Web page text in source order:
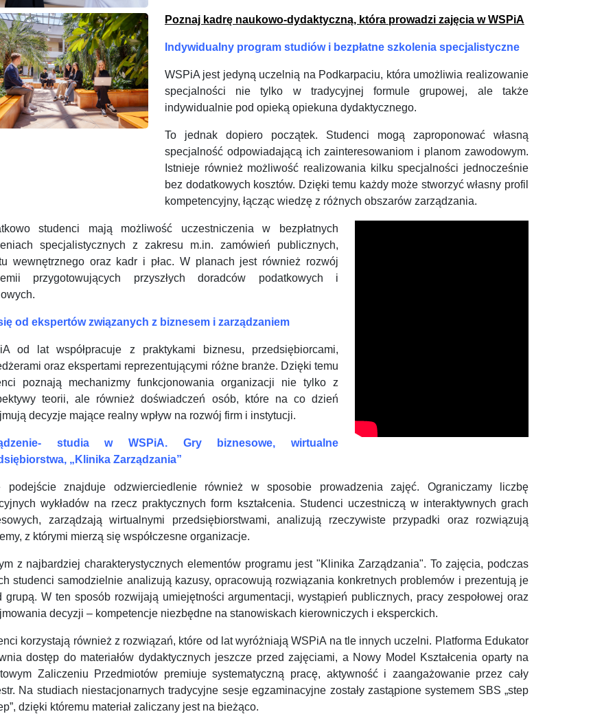
Poznaj kadrę naukowo-dydaktyczną, która prowadzi zajęcia w WSPiA
Indywidualny program studiów i bezpłatne szkolenia specjalistyczne
WSPiA jest jedyną uczelnią na Podkarpaciu, która umożliwia realizowanie
specjalności nie tylko w tradycyjnej formule grupowej, ale także
indywidualnie pod opieką opiekuna dydaktycznego.
To jednak dopiero początek. Studenci mogą zaproponować własną
specjalność odpowiadającą ich zainteresowaniom i planom zawodowym.
Istnieje również możliwość realizowania kilku specjalności jednocześnie
bez dodatkowych kosztów. Dzięki temu każdy może stworzyć własny profil
kompetencyjny, łącząc wiedzę z różnych obszarów zarządzania.
studenci mają możliwość uczestniczenia w bezpłatnych
specjalistycznych z zakresu m.in. zamówień publicznych,
wewnętrznego oraz kadr i płac. W planach jest również rozwój
przygotowujących przyszłych doradców podatkowych i
od ekspertów związanych z biznesem i zarządzaniem
od lat współpracuje z praktykami biznesu, przedsiębiorcami,
oraz ekspertami reprezentującymi różne branże. Dzięki temu
poznają mechanizmy funkcjonowania organizacji nie tylko z
teorii, ale również doświadczeń osób, które na co dzień
decyzje mające realny wpływ na rozwój firm i instytucji.
studia w WSPiA. Gry biznesowe, wirtualne
„Klinika Zarządzania”
podejście znajduje odzwierciedlenie również w sposobie prowadzenia zajęć. Ograniczamy liczbę
wykładów na rzecz praktycznych form kształcenia. Studenci uczestniczą w interaktywnych grach
zarządzają wirtualnymi przedsiębiorstwami, analizują rzeczywiste przypadki oraz rozwiązują
z którymi mierzą się współczesne organizacje.
z najbardziej charakterystycznych elementów programu jest "Klinika Zarządzania". To zajęcia, podczas
studenci samodzielnie analizują kazusy, opracowują rozwiązania konkretnych problemów i prezentują je
grupą. W ten sposób rozwijają umiejętności argumentacji, wystąpień publicznych, pracy zespołowej oraz
decyzji – kompetencje niezbędne na stanowiskach kierowniczych i eksperckich.
korzystają również z rozwiązań, które od lat wyróżniają WSPiA na tle innych uczelni. Platforma Edukator
dostęp do materiałów dydaktycznych jeszcze przed zajęciami, a Nowy Model Kształcenia oparty na
Zaliczeniu Przedmiotów premiuje systematyczną pracę, aktywność i zaangażowanie przez cały
Na studiach niestacjonarnych tradycyjne sesje egzaminacyjne zostały zastąpione systemem SBS „step
dzięki któremu materiał zaliczany jest na bieżąco.